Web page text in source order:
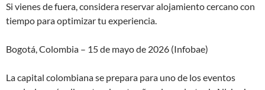
Si vienes de fuera, considera reservar alojamiento cercano con
tiempo para optimizar tu experiencia.
Bogotá, Colombia – 15 de mayo de 2026 (Infobae)
La capital colombiana se prepara para uno de los eventos